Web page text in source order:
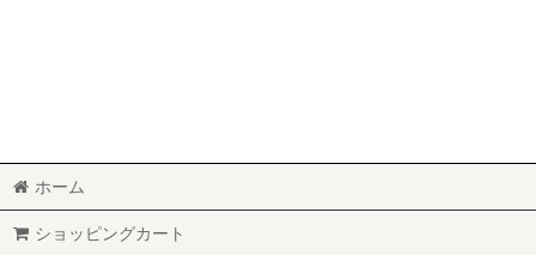
ホーム
ショッピングカート